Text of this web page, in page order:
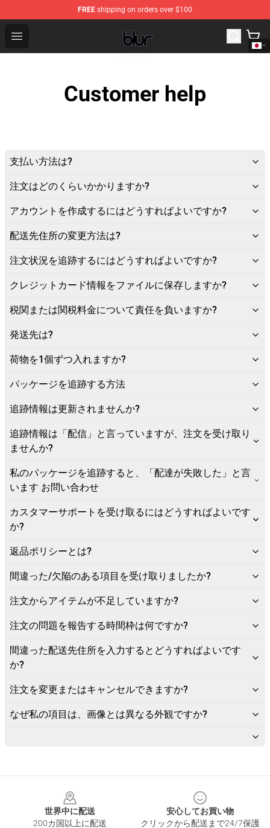
FREE shipping on orders over $100
Open menu
Blur Store - Official Blur Merchandise Shop
Customer help
支払い方法は?
注文はどのくらいかかりますか?
アカウントを作成するにはどうすればよいですか?
配送先住所の変更方法は?
注文状況を追跡するにはどうすればよいですか?
クレジットカード情報をファイルに保存しますか?
税関または関税料金について責任を負いますか?
発送先は?
荷物を1個ずつ入れますか?
パッケージを追跡する方法
追跡情報は更新されませんか?
追跡情報は「配信」と言っていますが、注文を受け取り
ませんか?
私のパッケージを追跡すると、「配達が失敗した」と言
います お問い合わせ
カスタマーサポートを受け取るにはどうすればよいです
か?
返品ポリシーとは?
間違った/欠陥のある項目を受け取りましたか?
注文からアイテムが不足していますか?
注文の問題を報告する時間枠は何ですか?
間違った配送先住所を入力するとどうすればよいです
か?
注文を変更またはキャンセルできますか?
なぜ私の項目は、画像とは異なる外観ですか?
世界中に配送
200カ国以上に配送
安心してお買い物
クリックから配送まで24/7保護